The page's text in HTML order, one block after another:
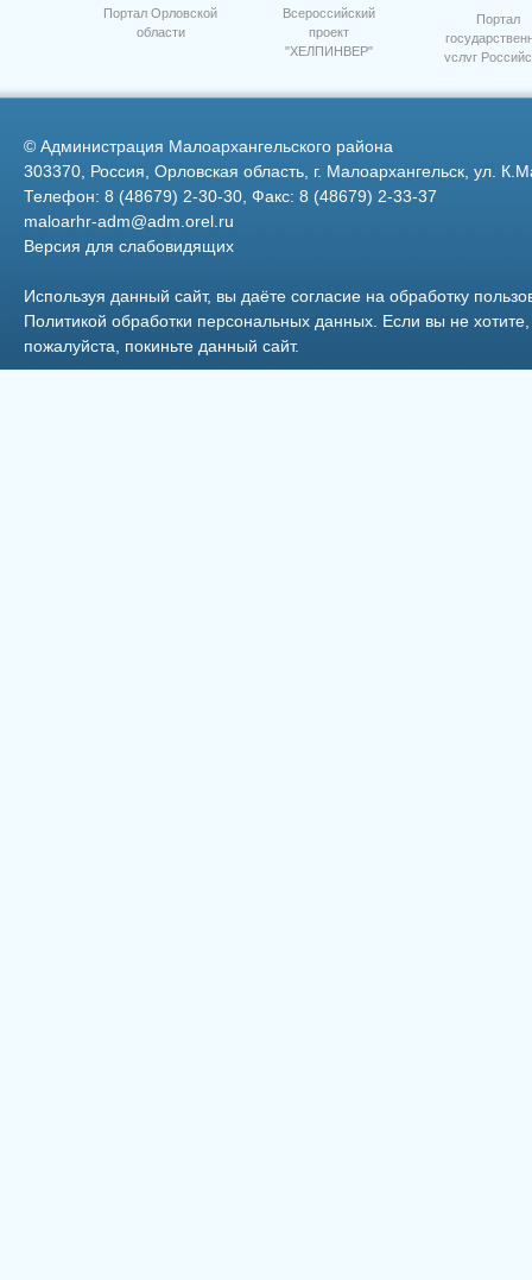
Портал Орловской
области
Всероссийский
проект
"ХЕЛПИНВЕР"
Портал
услуг
© Администрация Малоархангельского района
303370, Россия, Орловская область, г. Малоархангельск, ул.
Телефон: 8 (48679) 2-30-30, Факс: 8 (48679) 2-33-37
maloarhr-adm@adm.orel.ru
Версия для слабовидящих
Используя данный сайт, вы даёте согласие на обработку
Политикой обработки персональных данных . Если вы не
пожалуйста, покиньте данный сайт.